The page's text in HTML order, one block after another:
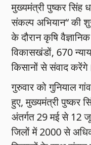
मुख्यमंत्री पुष्कर सिंह
संकल्प अभियान“ की
के दौरान कृषि
विकासखंडों, 670
किसानों से संवाद
गुरुवार को गुनियाल
हुए, मुख्यमंत्री पुष्कर
अंतर्गत 29 मई से
जिलों में 2000 से अधिक